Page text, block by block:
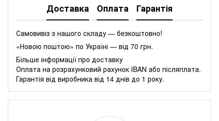
Доставка Оплата Гарантія
Самовивіз з нашого складу — безкоштовно!
«Новою поштою» по Україні — від 70 грн.
Більше інформації про доставку
Оплата на розрахунковий рахунок IBAN або післяплата.
Гарантія від виробника від 14 днів до 1 року.